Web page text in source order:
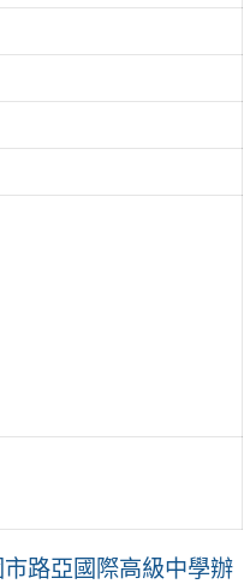
路亞國際高級中學辦